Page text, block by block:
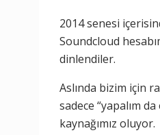
2014 senesi
Soundcloud
dinlendiler.
Aslında bizim için
sadece “yapalım
kaynağımız oluyor.